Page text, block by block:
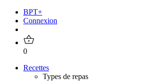
BPT+
Connexion
0
Recettes
Types de repas